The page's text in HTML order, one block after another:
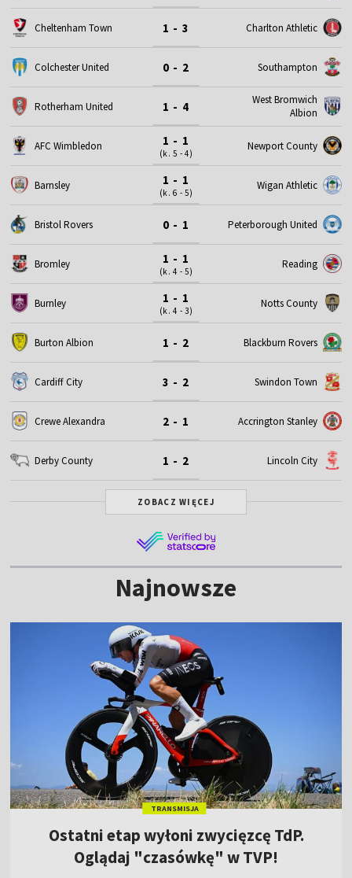
Cheltenham Town 1 - 3 Charlton Athletic
Colchester United 0 - 2 Southampton
Rotherham United 1 - 4
West Bromwich
Albion
AFC Wimbledon 1 - 1
(k. 5 - 4)
Newport County
Barnsley 1 - 1
(k. 6 - 5)
Wigan Athletic
Bristol Rovers 0 - 1 Peterborough United
Bromley 1 - 1
(k. 4 - 5)
Reading
Burnley 1 - 1
(k. 4 - 3)
Notts County
Burton Albion 1 - 2 Blackburn Rovers
Cardiff City 3 - 2 Swindon Town
Crewe Alexandra 2 - 1 Accrington Stanley
Derby County 1 - 2 Lincoln City
ZOBACZ WIĘCEJ
Najnowsze
TRANSMISJA
Ostatni etap wyłoni zwycięzcę TdP.
Oglądaj "czasówkę" w TVP!